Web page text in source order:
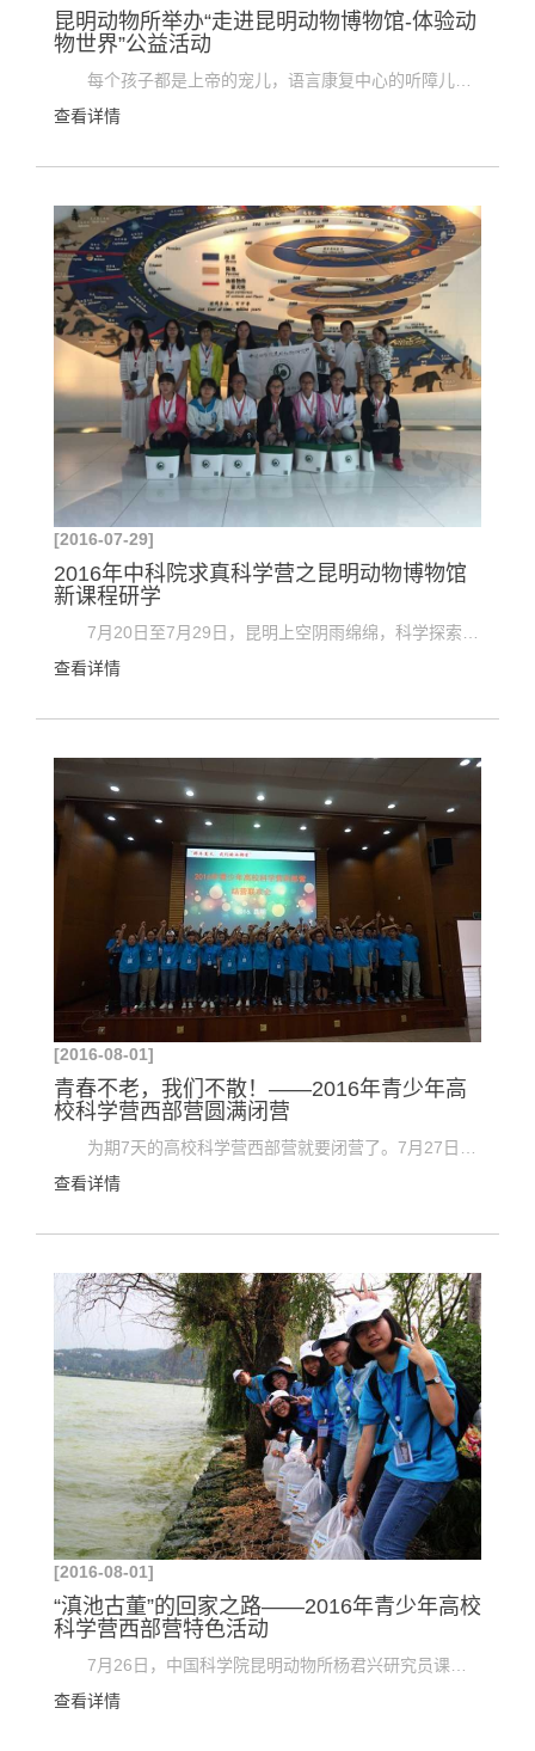
昆明动物所举办“走进昆明动物博物馆-体验动
物世界”公益活动
每个孩子都是上帝的宠儿，语言康复中心的听障儿童却过着不一样的生活，他们不能像正常人一样表达...
查看详情
[2016-07-29]
2016年中科院求真科学营之昆明动物博物馆
新课程研学
查看详情
[2016-08-01]
青春不老，我们不散！——2016年青少年高
校科学营西部营圆满闭营
为期7天的高校科学营西部营就要闭营了。7月27日上午，中国科学院昆明植物所标本馆的老师们为西部...
查看详情
[2016-08-01]
“滇池古董”的回家之路——2016年青少年高校
科学营西部营特色活动
查看详情